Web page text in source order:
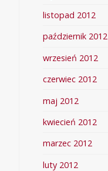
listopad 2012
październik 2012
wrzesień 2012
czerwiec 2012
maj 2012
kwiecień 2012
marzec 2012
luty 2012